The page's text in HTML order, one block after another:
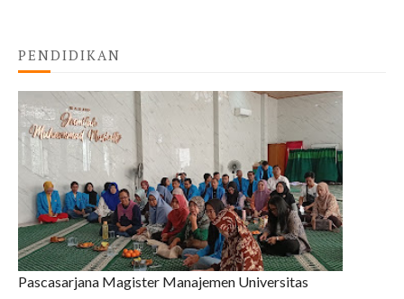
PENDIDIKAN
Pascasarjana Magister Manajemen Universitas